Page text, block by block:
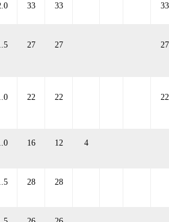
.0 33 33 33
27 27 27
22 22 22
16 12 4
28 28